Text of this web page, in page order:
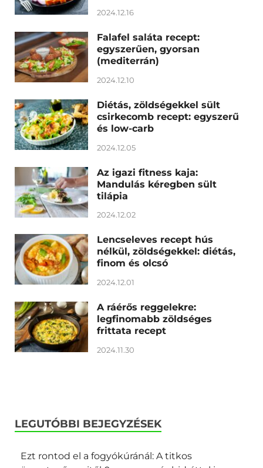
2024.12.16
Falafel saláta recept:
egyszerűen, gyorsan
(mediterrán)
2024.12.10
Diétás, zöldségekkel sült
csirkecomb recept: egyszerű
és low-carb
2024.12.05
Az igazi fitness kaja:
Mandulás kéregben sült
tilápia
2024.12.02
Lencseleves recept hús
nélkül, zöldségekkel: diétás,
finom és olcsó
2024.12.01
A ráérős reggelekre:
legfinomabb zöldséges
frittata recept
2024.11.30
LEGUTÓBBI BEJEGYZÉSEK
Ezt rontod el a fogyókúránál: A titkos